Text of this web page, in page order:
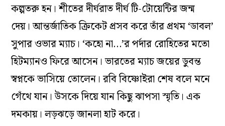
কল্পতরু হন। শীতের দীর্ঘরাত দীর্ঘ টি-টোয়েন্টির জন্ম
দেয়। আন্তর্জাতিক ক্রিকেট প্রসব করে তাঁর প্রথম ‘ডাবল’
সুপার ওভার ম্যাচ। ‘কহো না…’র পর্দার রোহিতের মতো
হিটম্যান‌ও ফিরে আসেন। ভারতের ম্যাচ জয়ের ডুবন্ত
স্বপ্নকে ভাসিয়ে তোলেন। রবি বিষ্ণোইরা শেষ বলে মনে
গেঁথে যান। উসকে দিয়ে যান কিছু ঝাপসা স্মৃতি। এক
দমকায়। লড়ঝড়ে জানলা হাট করে।